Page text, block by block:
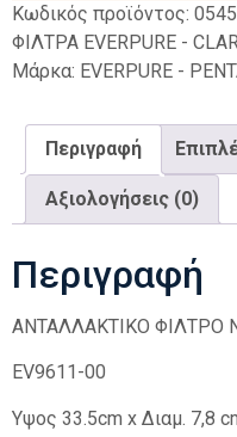
Κωδικός προϊόντος:
ΦΙΛΤΡΑ EVERPURE -
Μάρκα: EVERPURE -
Περιγραφή
Αξιολογήσεις (0)
Περιγραφή
ΑΝΤΑΛΛΑΚΤΙΚΟ ΦΙΛΤΡΟ
EV9611-00
Υψος 33.5cm x Διαμ. 7,8